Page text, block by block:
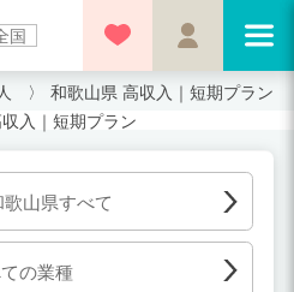
国
和歌山県 高収入｜短期プラン
入｜短期プラン
歌山県すべて
の業種